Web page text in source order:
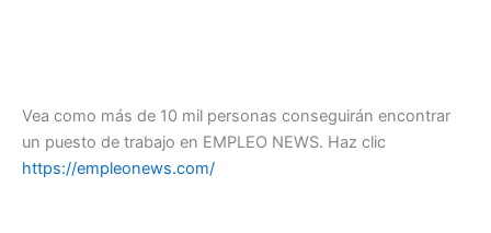
Vea como más de 10 mil personas conseguirán encontrar
un puesto de trabajo en EMPLEO NEWS. Haz clic
https://empleonews.com/